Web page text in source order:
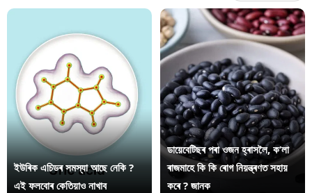
ইউৰিক এচিডৰ সমস্যা আছে নেকি ?
এই ফলবোৰ কেতিয়াও নাখাব
ডায়েবেটিছৰ পৰা ওজন হ্ৰাসলৈ, ক’লা
ৰাজমাহে কি কি ৰোগ নিয়ন্ত্ৰণত সহায়
কৰে ? জানক